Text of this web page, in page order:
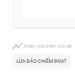
Khám phá thêm chủ đề
LỪA ĐẢO CHIẾM ĐOẠT